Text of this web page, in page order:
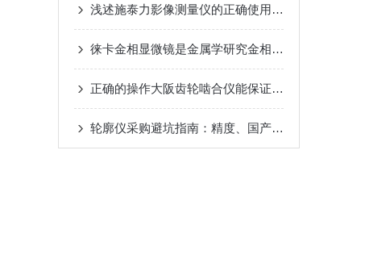
浅述施泰力影像测量仪的正确使用方法
徕卡金相显微镜是金属学研究金相的重要仪器
正确的操作大阪齿轮啮合仪能保证测试的准确性
轮廓仪采购避坑指南：精度、国产选型、售后全维度拆解